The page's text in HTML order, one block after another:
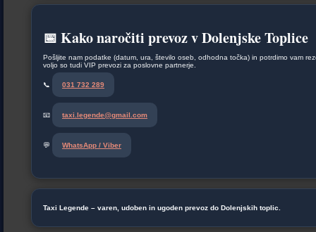
📅 Kako naročiti prevoz v Dolenjske Toplice
Pošljite nam podatke (datum, ura, število oseb, odhodna točka) in potrdimo vam
voljo so tudi VIP prevozi za poslovne partnerje.
📞 031 732 289
📧 taxi.legende@gmail.com
💬 WhatsApp / Viber
Taxi Legende – varen, udoben in ugoden prevoz do Dolenjskih toplic.